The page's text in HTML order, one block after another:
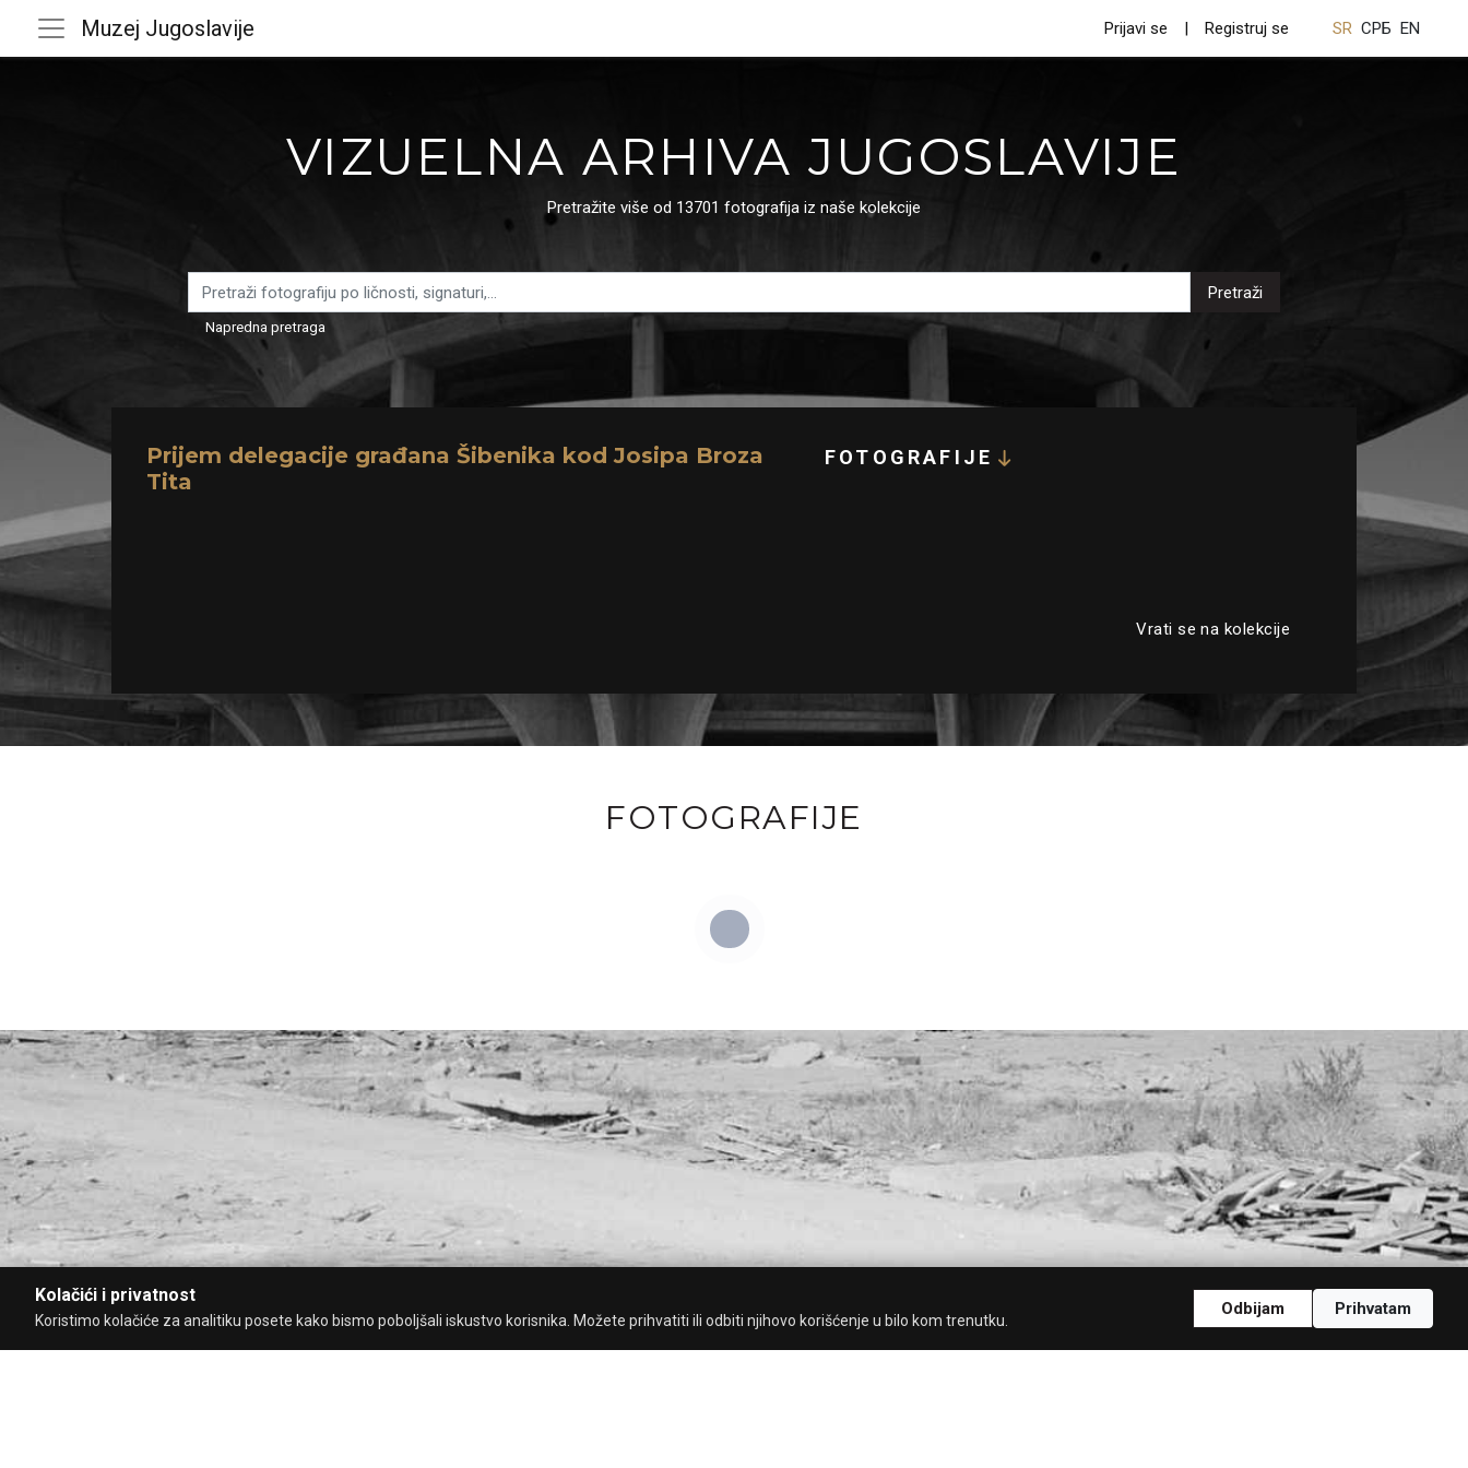
Muzej Jugoslavije Prijavi se Registruj se SR СРБ EN
VIZUELNA ARHIVA JUGOSLAVIJE
Pretražite više od 13701 fotografija iz naše kolekcije
Pretraži
Napredna pretraga
Prijem delegacije građana Šibenika kod Josipa Broza
Tita
FOTOGRAFIJE
Vrati se na kolekcije
FOTOGRAFIJE
Kolačići i privatnost
Koristimo kolačiće za analitiku posete kako bismo poboljšali iskustvo korisnika. Možete prihvatiti ili odbiti njihovo korišćenje u bilo kom trenutku.
Odbijam Prihvatam